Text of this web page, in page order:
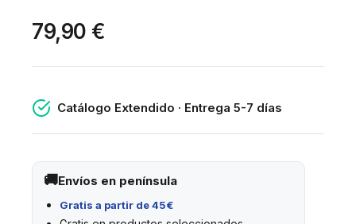
79,90 €
Catálogo Extendido · Entrega 5-7 días
Envíos en península
Gratis a partir de 45€